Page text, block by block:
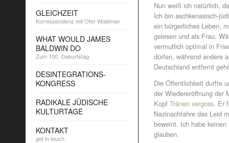
Nun weiß ich natürlich,
Ich bin aschkenasisch-
ein bürgerliches Leben,
gelesen und als Frau.
vermutlich optimal in
dürfen, während andere
Deutschland entfernt
Die Öffentlichkeit durfte
der Wiedereröffnung der
Kopf Tränen vergoss. Er
Nazinachfahre das Leid
beweint. Ich habe
glauben.
GLEICHZEIT
Korrespondenz mit Ofer Waldman
WHAT WOULD JAMES
BALDWIN DO
Zum 100. Geburtstag
DESINTEGRATIONS-
KONGRESS
RADIKALE JÜDISCHE
KULTURTAGE
KONTAKT
get in touch